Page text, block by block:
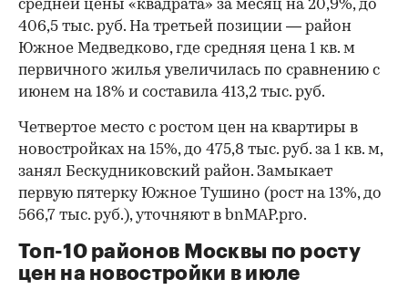
средней цены «квадрата» за месяц на 20,9%, до
406,5 тыс. руб. На третьей позиции — район
Южное Медведково, где средняя цена 1 кв. м
первичного жилья увеличилась по сравнению с
июнем на 18% и составила 413,2 тыс. руб.
Четвертое место с ростом цен на квартиры в
новостройках на 15%, до 475,8 тыс. руб. за 1 кв. м,
занял Бескудниковский район. Замыкает
первую пятерку Южное Тушино (рост на 13%, до
566,7 тыс. руб.), уточняют в bnMAP.pro.
Топ-10 районов Москвы по росту
цен на новостройки в июле